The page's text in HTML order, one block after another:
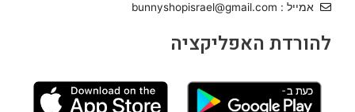
אמייל : bunnyshopisrael@gmail.com
להורדת האפליקציה